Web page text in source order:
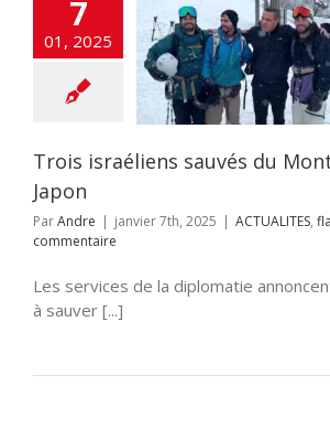
7
01, 2025
sauvés
flashinfos
Trois israéliens sauvés du
Japon
ParAndre | janvier 7th, 2025 | ACTUALITES,
commentaire
Les services de la diplomatie
à sauver [...]